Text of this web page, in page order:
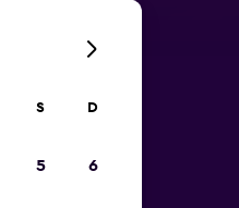
S D
5 6